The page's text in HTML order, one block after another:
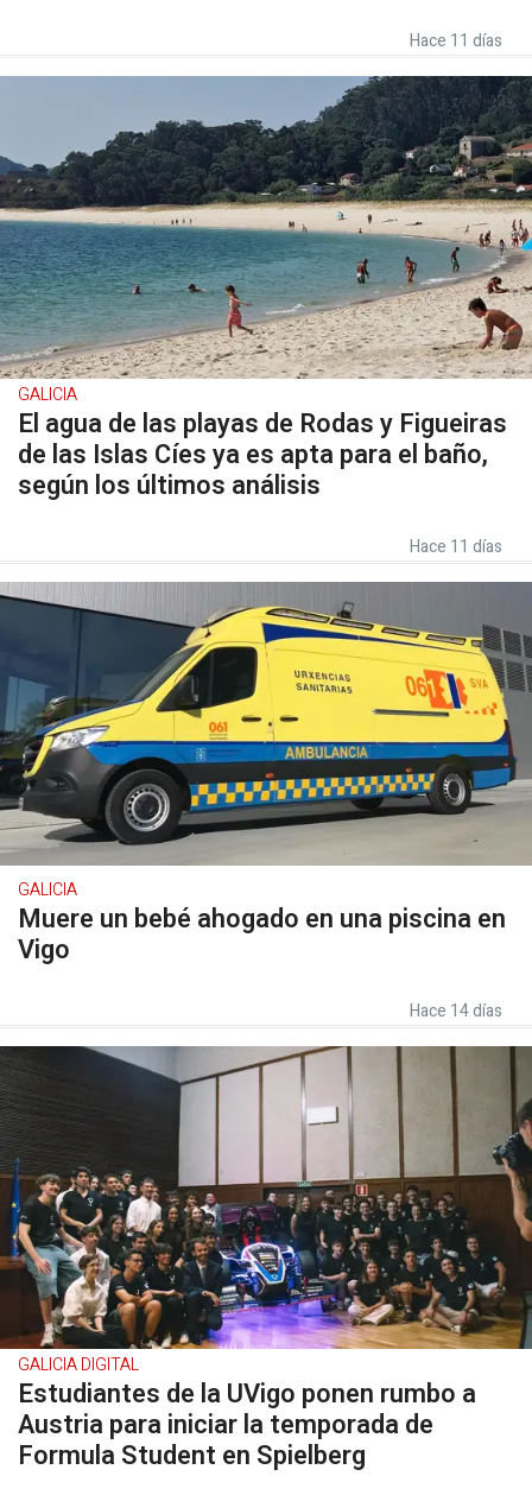
Hace 11 días
GALICIA
El agua de las playas de Rodas y Figueiras
de las Islas Cíes ya es apta para el baño,
según los últimos análisis
Hace 11 días
GALICIA
Muere un bebé ahogado en una piscina en
Vigo
Hace 14 días
GALICIA DIGITAL
Estudiantes de la UVigo ponen rumbo a
Austria para iniciar la temporada de
Formula Student en Spielberg